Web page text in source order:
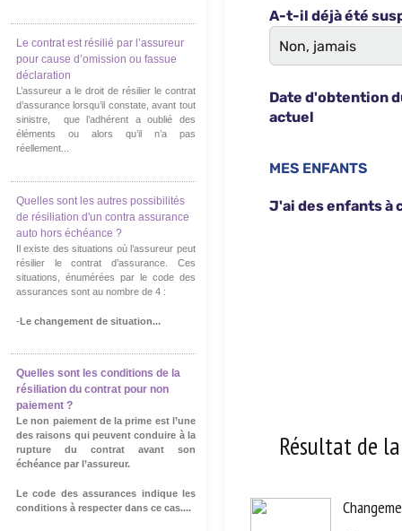
Résultat de la
Le contrat est résilié par l’assureur
pour cause d’omission ou fassue
déclaration
L’assureur a le droit de résilier le contrat
d’assurance lorsqu’il constate, avant tout
sinistre, que l’adhérent a oublié des
éléments ou alors qu’il n’a pas
réellement...
Quelles sont les autres possibilités
de résiliation d'un contra assurance
auto hors échéance ?
Il existe des situations où l’assureur peut
résilier le contrat d’assurance. Ces
situations, énumérées par le code des
assurances sont au nombre de 4 :
-Le changement de situation...
Quelles sont les conditions de la
résiliation du contrat pour non
paiement ?
Le non paiement de la prime est l’une
des raisons qui peuvent conduire à la
rupture du contrat avant son
échéance par l’assureur.
Le code des assurances indique les
conditions à respecter dans ce cas....